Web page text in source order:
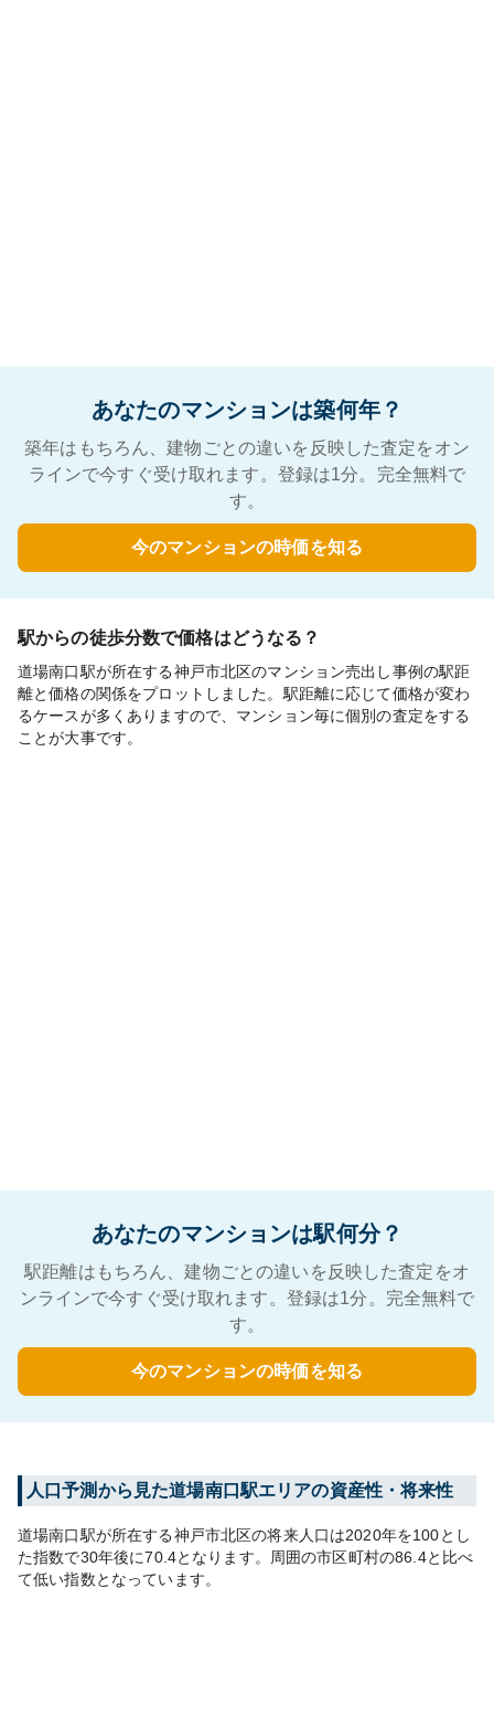
あなたのマンションは築何年？
築年はもちろん、建物ごとの違いを反映した査定をオン
ラインで今すぐ受け取れます。登録は1分。完全無料で
す。
今のマンションの時価を知る
駅からの徒歩分数で価格はどうなる？
道場南口駅が所在する神戸市北区のマンション売出し事例の駅距
離と価格の関係をプロットしました。駅距離に応じて価格が変わ
るケースが多くありますので、マンション毎に個別の査定をする
ことが大事です。
あなたのマンションは駅何分？
駅距離はもちろん、建物ごとの違いを反映した査定をオ
ンラインで今すぐ受け取れます。登録は1分。完全無料で
す。
今のマンションの時価を知る
人口予測から見た道場南口駅エリアの資産性・将来性
道場南口駅が所在する神戸市北区の将来人口は2020年を100とし
た指数で30年後に70.4となります。 周囲の市区町村の86.4と比べ
て低い指数となっています。